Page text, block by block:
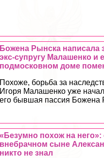
Божена Рынска написала
экс-супругу Малашенко и
подмосковном доме
Похоже, борьба за
Игоря Малашенко уже
его бывшая пассия Божена
«Безумно похож на
внебрачном сыне
никто не знал